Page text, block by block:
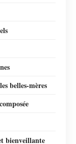
belles-mères
bienveillante